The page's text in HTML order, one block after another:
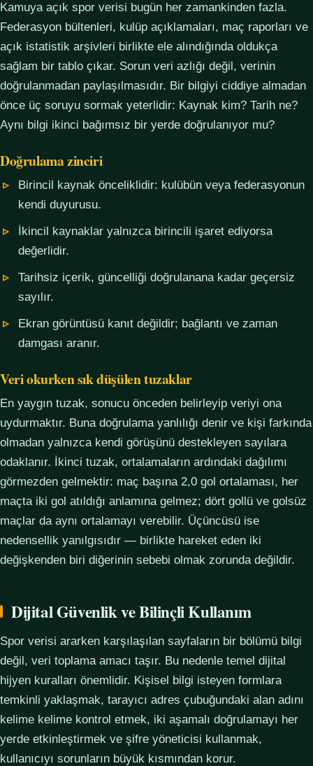
Kamuya açık spor verisi bugün her zamankinden fazla.
Federasyon bültenleri, kulüp açıklamaları, maç raporları ve
açık istatistik arşivleri birlikte ele alındığında oldukça
sağlam bir tablo çıkar. Sorun veri azlığı değil, verinin
doğrulanmadan paylaşılmasıdır. Bir bilgiyi ciddiye almadan
önce üç soruyu sormak yeterlidir: Kaynak kim? Tarih ne?
Aynı bilgi ikinci bağımsız bir yerde doğrulanıyor mu?
Doğrulama zinciri
Birincil kaynak önceliklidir: kulübün veya federasyonun
kendi duyurusu.
İkincil kaynaklar yalnızca birincili işaret ediyorsa
değerlidir.
Tarihsiz içerik, güncelliği doğrulanana kadar geçersiz
sayılır.
Ekran görüntüsü kanıt değildir; bağlantı ve zaman
damgası aranır.
Veri okurken sık düşülen tuzaklar
En yaygın tuzak, sonucu önceden belirleyip veriyi ona
uydurmaktır. Buna doğrulama yanlılığı denir ve kişi farkında
olmadan yalnızca kendi görüşünü destekleyen sayılara
odaklanır. İkinci tuzak, ortalamaların ardındaki dağılımı
görmezden gelmektir: maç başına 2,0 gol ortalaması, her
maçta iki gol atıldığı anlamına gelmez; dört gollü ve golsüz
maçlar da aynı ortalamayı verebilir. Üçüncüsü ise
nedensellik yanılgısıdır — birlikte hareket eden iki
değişkenden biri diğerinin sebebi olmak zorunda değildir.
Dijital Güvenlik ve Bilinçli Kullanım
Spor verisi ararken karşılaşılan sayfaların bir bölümü bilgi
değil, veri toplama amacı taşır. Bu nedenle temel dijital
hijyen kuralları önemlidir. Kişisel bilgi isteyen formlara
temkinli yaklaşmak, tarayıcı adres çubuğundaki alan adını
kelime kelime kontrol etmek, iki aşamalı doğrulamayı her
yerde etkinleştirmek ve şifre yöneticisi kullanmak,
kullanıcıyı sorunların büyük kısmından korur.